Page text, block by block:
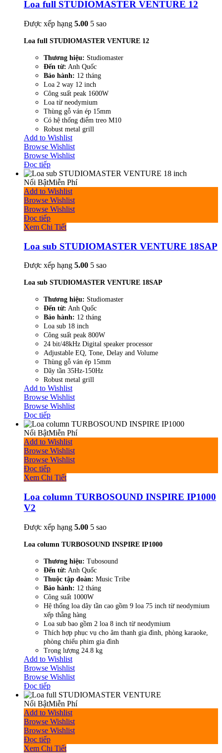
Loa full STUDIOMASTER VENTURE 12
Được xếp hạng 5.00 5 sao
Loa full STUDIOMASTER VENTURE 12
Thương hiệu: Studiomaster
Đến từ: Anh Quốc
Bảo hành: 12 tháng
Loa 2 way 12 inch
Công suất peak 1600W
Loa từ neodymium
Thùng gỗ ván ép 15mm
Có hệ thống điểm treo M10
Robust metal grill
Add to Wishlist
Browse Wishlist
Browse Wishlist
Đọc tiếp
Nổi BậtMiễn Phí
Add to Wishlist
Browse Wishlist
Browse Wishlist
Đọc tiếp
Xem Chi Tiết
Loa sub STUDIOMASTER VENTURE 18SAP
Được xếp hạng 5.00 5 sao
Loa sub STUDIOMASTER VENTURE 18SAP
Thương hiệu: Studiomaster
Đến từ: Anh Quốc
Bảo hành: 12 tháng
Loa sub 18 inch
Công suất peak 800W
24 bit/48kHz Digital speaker processor
Adjustable EQ, Tone, Delay and Volume
Thùng gỗ ván ép 15mm
Dãy tần 35Hz-150Hz
Robust metal grill
Add to Wishlist
Browse Wishlist
Browse Wishlist
Đọc tiếp
Nổi BậtMiễn Phí
Add to Wishlist
Browse Wishlist
Browse Wishlist
Đọc tiếp
Xem Chi Tiết
Loa column TURBOSOUND INSPIRE IP1000
V2
Được xếp hạng 5.00 5 sao
Loa column TURBOSOUND INSPIRE IP1000
Thương hiệu: Tubosound
Đến từ: Anh Quốc
Thuộc tập đoàn: Music Tribe
Bảo hành: 12 tháng
Công suất 1000W
Hệ thống loa dãy tần cao gồm 9 loa 75 inch từ neodymium
xếp thẳng hàng
Loa sub bao gồm 2 loa 8 inch từ neodymium
Thích hợp phục vụ cho âm thanh gia đình, phòng karaoke,
phòng chiếu phim gia đình
Trọng lượng 24.8 kg
Add to Wishlist
Browse Wishlist
Browse Wishlist
Đọc tiếp
Nổi BậtMiễn Phí
Add to Wishlist
Browse Wishlist
Browse Wishlist
Đọc tiếp
Xem Chi Tiết